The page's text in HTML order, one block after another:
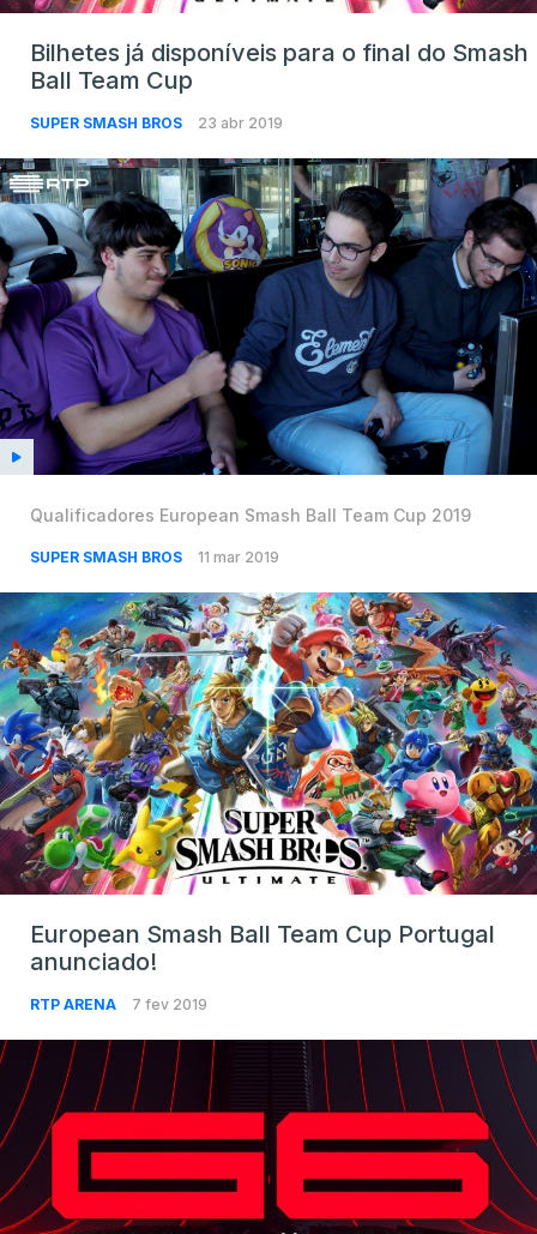
Bilhetes já disponíveis para o final do Smash
Ball Team Cup
SUPER SMASH BROS 23 abr 2019
Qualificadores European Smash Ball Team Cup 2019
SUPER SMASH BROS 11 mar 2019
European Smash Ball Team Cup Portugal
anunciado!
RTP ARENA 7 fev 2019